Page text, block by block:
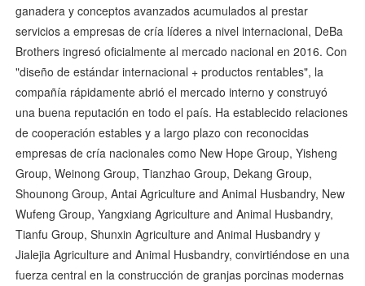
ganadera y conceptos avanzados acumulados al prestar
servicios a empresas de cría líderes a nivel internacional, DeBa
Brothers ingresó oficialmente al mercado nacional en 2016. Con
"diseño de estándar internacional + productos rentables", la
compañía rápidamente abrió el mercado interno y construyó
una buena reputación en todo el país. Ha establecido relaciones
de cooperación estables y a largo plazo con reconocidas
empresas de cría nacionales como New Hope Group, Yisheng
Group, Weinong Group, Tianzhao Group, Dekang Group,
Shounong Group, Antai Agriculture and Animal Husbandry, New
Wufeng Group, Yangxiang Agriculture and Animal Husbandry,
Tianfu Group, Shunxin Agriculture and Animal Husbandry y
Jialejia Agriculture and Animal Husbandry, convirtiéndose en una
fuerza central en la construcción de granjas porcinas modernas